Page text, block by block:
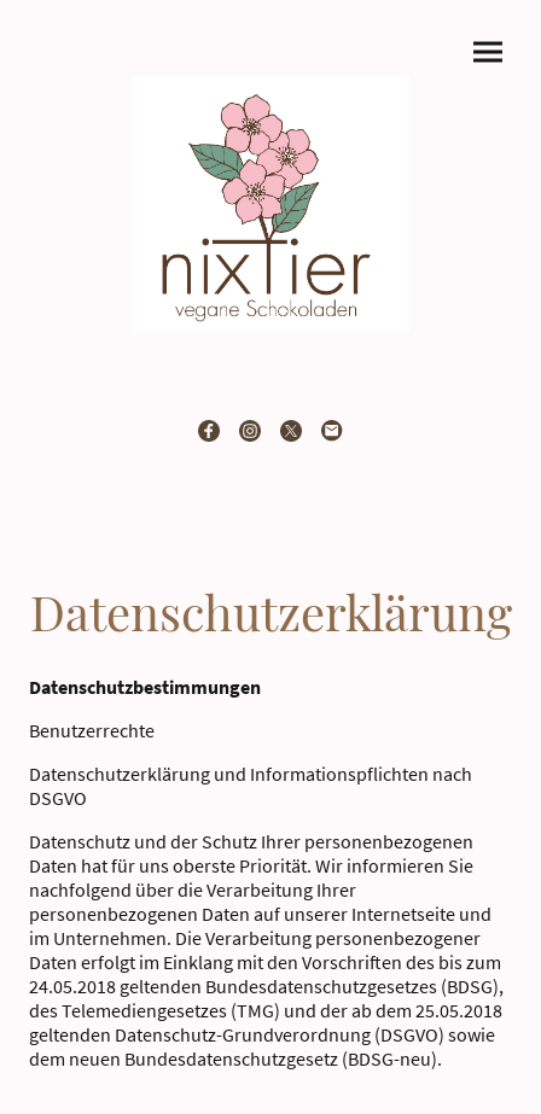
Datenschutzerklärung
Datenschutzbestimmungen
Benutzerrechte
Datenschutzerklärung und Informationspflichten nach
DSGVO
Datenschutz und der Schutz Ihrer personenbezogenen
Daten hat für uns oberste Priorität. Wir informieren Sie
nachfolgend über die Verarbeitung Ihrer
personenbezogenen Daten auf unserer Internetseite und
im Unternehmen. Die Verarbeitung personenbezogener
Daten erfolgt im Einklang mit den Vorschriften des bis zum
24.05.2018 geltenden Bundesdatenschutzgesetzes (BDSG),
des Telemediengesetzes (TMG) und der ab dem 25.05.2018
geltenden Datenschutz-Grundverordnung (DSGVO) sowie
dem neuen Bundesdatenschutzgesetz (BDSG-neu).